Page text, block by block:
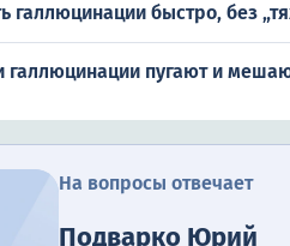
галлюцинации быстро, без
галлюцинации пугают и
На вопросы отвечает
Подварко Юрий